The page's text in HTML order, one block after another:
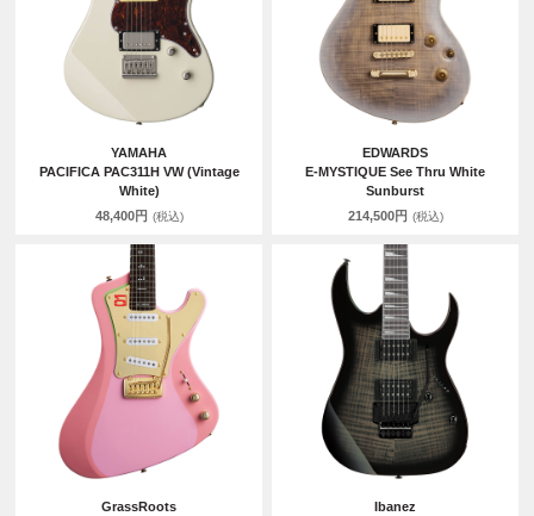
YAMAHA
PACIFICA PAC311H VW (Vintage
White)
48,400円 (税込)
EDWARDS
E-MYSTIQUE See Thru White
Sunburst
214,500円 (税込)
GrassRoots
Ibanez